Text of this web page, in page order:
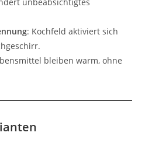
: Kochfeld aktiviert sich
bleiben warm, ohne